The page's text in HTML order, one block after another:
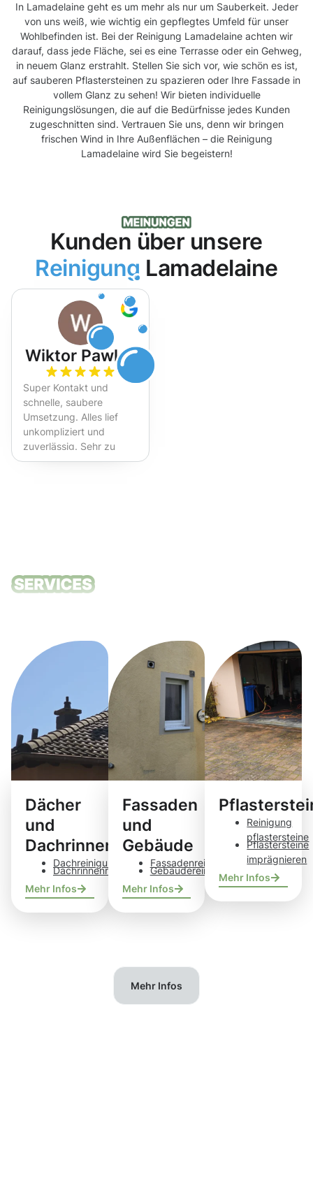
In Lamadelaine geht es um mehr als nur um Sauberkeit. Jeder
von uns weiß, wie wichtig ein gepflegtes Umfeld für unser
Wohlbefinden ist. Bei der Reinigung Lamadelaine achten wir
darauf, dass jede Fläche, sei es eine Terrasse oder ein Gehweg,
in neuem Glanz erstrahlt. Stellen Sie sich vor, wie schön es ist,
auf sauberen Pflastersteinen zu spazieren oder Ihre Fassade in
vollem Glanz zu sehen! Wir bieten individuelle
Reinigungslösungen, die auf die Bedürfnisse jedes Kunden
zugeschnitten sind. Vertrauen Sie uns, denn wir bringen
frischen Wind in Ihre Außenflächen – die Reinigung
Lamadelaine wird Sie begeistern!
Kunden über unsere
Reinigung Lamadelaine
Wiktor Pawlak
Super Kontakt und
schnelle, saubere
Umsetzung. Alles lief
unkompliziert und
zuverlässig. Sehr zu
empfehlen!
Dächer
und
Dachrinnen
Dachreinigung
Dachrinnenreinigung
Mehr Infos
Fassaden
und
Gebäude
Fassadenreinigung
Gebäudereinigung
Mehr Infos
Reinigung
pflastersteine
Pflastersteine
imprägnieren
Mehr Infos
Mehr Infos